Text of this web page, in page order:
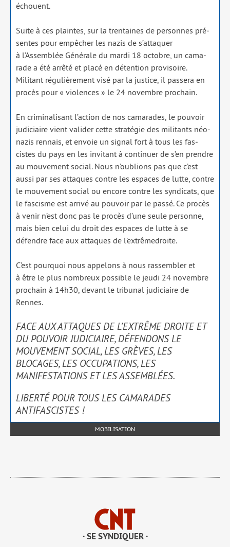
échouent.
Suite à ces plaintes, sur la tren­taines de per­sonnes pré­
sentes pour empê­cher les nazis de s’at­ta­quer
à l’Assemblée Générale du mar­di 18 octobre, un cama­
rade a été arrê­té et pla­cé en déten­tion pro­vi­soire.
Militant régu­liè­re­ment visé par la jus­tice, il pas­se­ra en
pro­cès pour « vio­lences » le 24 novembre pro­chain.
En cri­mi­na­li­sant l’ac­tion de nos cama­rades, le pou­voir
judi­ciaire vient vali­der cette stra­té­gie des mili­tants néo­
na­zis ren­nais, et envoie un signal fort à tous les fas­
cistes du pays en les invi­tant à conti­nuer de s’en prendre
au mou­ve­ment social. Nous n’ou­blions pas que c’est
aus­si par ses attaques contre les espaces de lutte, contre
le mou­ve­ment social ou encore contre les syn­di­cats, que
le fas­cisme est arri­vé au pou­voir par le pas­sé. Ce pro­cès
à venir n’est donc pas le pro­cès d’une seule per­sonne,
mais bien celui du droit des espaces de lutte à se
défendre face aux attaques de l’ex­trê­me­droite.
C’est pour­quoi nous appe­lons à nous ras­sem­bler et
à être le plus nom­breux pos­sible le jeu­di 24 novembre
pro­chain à 14h30, devant le tri­bu­nal judi­ciaire de
Rennes.
FACE AUX ATTAQUES DE L’EXTRÊME DROITE ET
DU POUVOIR JUDICIAIRE, DÉFENDONS LE
MOUVEMENT SOCIAL, LES GRÈVES, LES
BLOCAGES, LES OCCUPATIONS, LES
MANIFESTATIONS ET LES ASSEMBLÉES.
LIBERTÉ POUR TOUS LES CAMARADES
ANTIFASCISTES !
MOBILISATION
· SE SYNDIQUER ·